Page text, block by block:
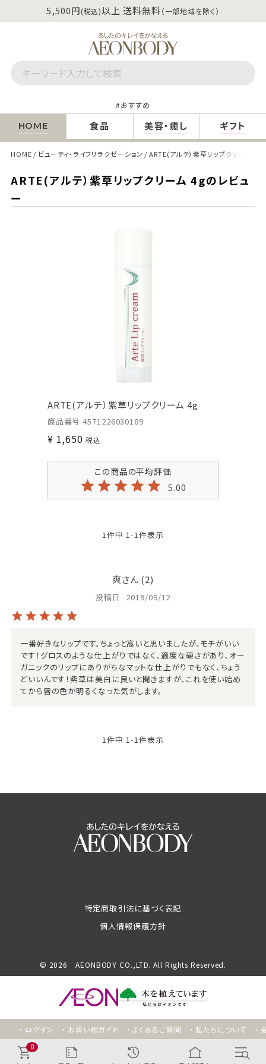
5,500円(税込)以上 送料無料 （一部地域を除く）
おすすめ
HOME 食品 美容・癒し ギフト
HOME ビューティ・ライフリラクゼーション ARTE(アルテ）紫草リップクリーム 4g
ARTE(アルテ）紫草リップクリーム 4gのレビュ
ー
ARTE(アルテ）紫草リップクリーム 4g
商品番号 4571226030189
¥ 1,650 税込
5.00
1件中 1-1件表示
爽 2
投稿日 2019/09/12
一番好きなリップです。ちょっと高いと思いましたが、モチがいい
です！グロスのような仕上がりではなく、適度な硬さがあり、オー
ガニックのリップにありがちなマットな仕上がりでもなく、ちょう
どいいんです！紫草は美白に良いと聞きますが、これを使い始め
てから唇の色が明るくなった気がします。
1件中 1-1件表示
ログイン お買い物ガイド よくあるご質問 私たちについて
0
特定商取引法に基づく表記
個人情報保護方針
© 2026 AEONBODY CO.,LTD. All Rights Reserved.